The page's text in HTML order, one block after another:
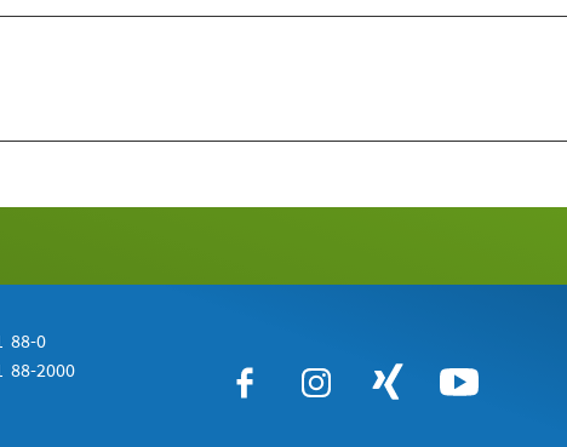
88-0
88-2000